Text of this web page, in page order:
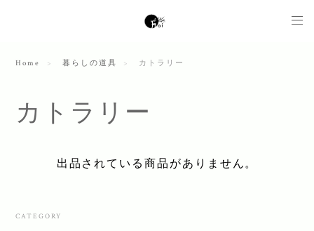
Home 暮らしの道具 カトラリー
カトラリー
出品されている商品がありません。
CATEGORY